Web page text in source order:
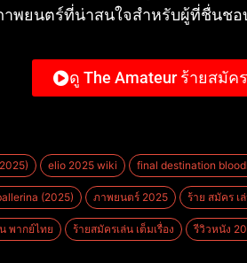
าพยนตร์ที่น่าสนใจสำหรับผู้ที่ชื่นช
ดู The Amateur ร้ายสมัค
elio 2025 wiki final destination
(2025) ภาพยนตร์ 2025 ร้าย สมัคร เ
พากย์ไทย ร้ายสมัครเล่น เต็มเรื่อง รีวิวหนัง